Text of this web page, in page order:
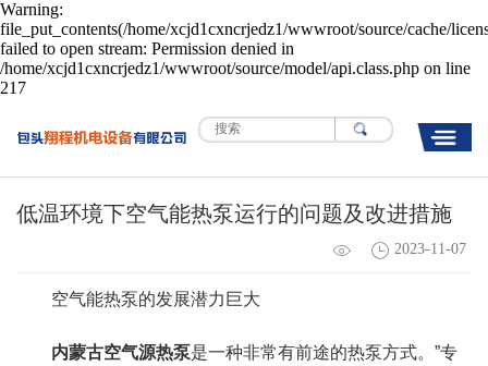
Warning:
file_put_contents(/home/xcjd1cxncrjedz1/wwwroot/source/cache/
failed to open stream: Permission denied in
/home/xcjd1cxncrjedz1/wwwroot/source/model/api.class.php on line
217
低温环境下空气能热泵运行的问题及改进措施
2023-11-07
空气能热泵的发展潜力巨大
内蒙古空气源热泵是一种非常有前途的热泵方式。”专